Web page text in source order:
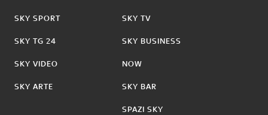
SKY SPORT
SKY TG 24
SKY VIDEO
SKY ARTE
SKY TV
SKY BUSINESS
NOW
SKY BAR
SPAZI SKY